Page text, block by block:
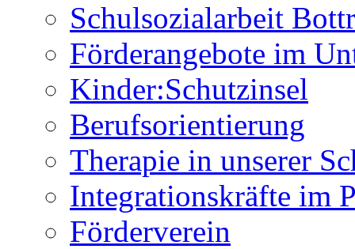
Schulsozialarbeit
Förderangebote im
Kinder:Schutzinsel
Berufsorientierung
Therapie in unserer
Integrationskräfte im
Förderverein